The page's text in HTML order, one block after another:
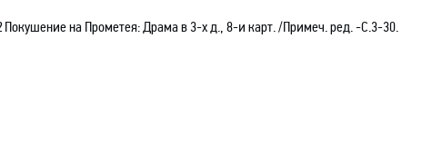
Покушение на Прометея: Драма в 3-х д., 8-и карт. /Примеч. ред. -С.3-30.